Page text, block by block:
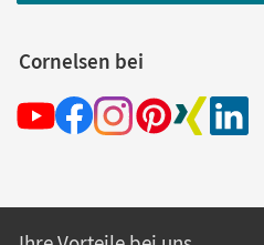
Cornelsen bei